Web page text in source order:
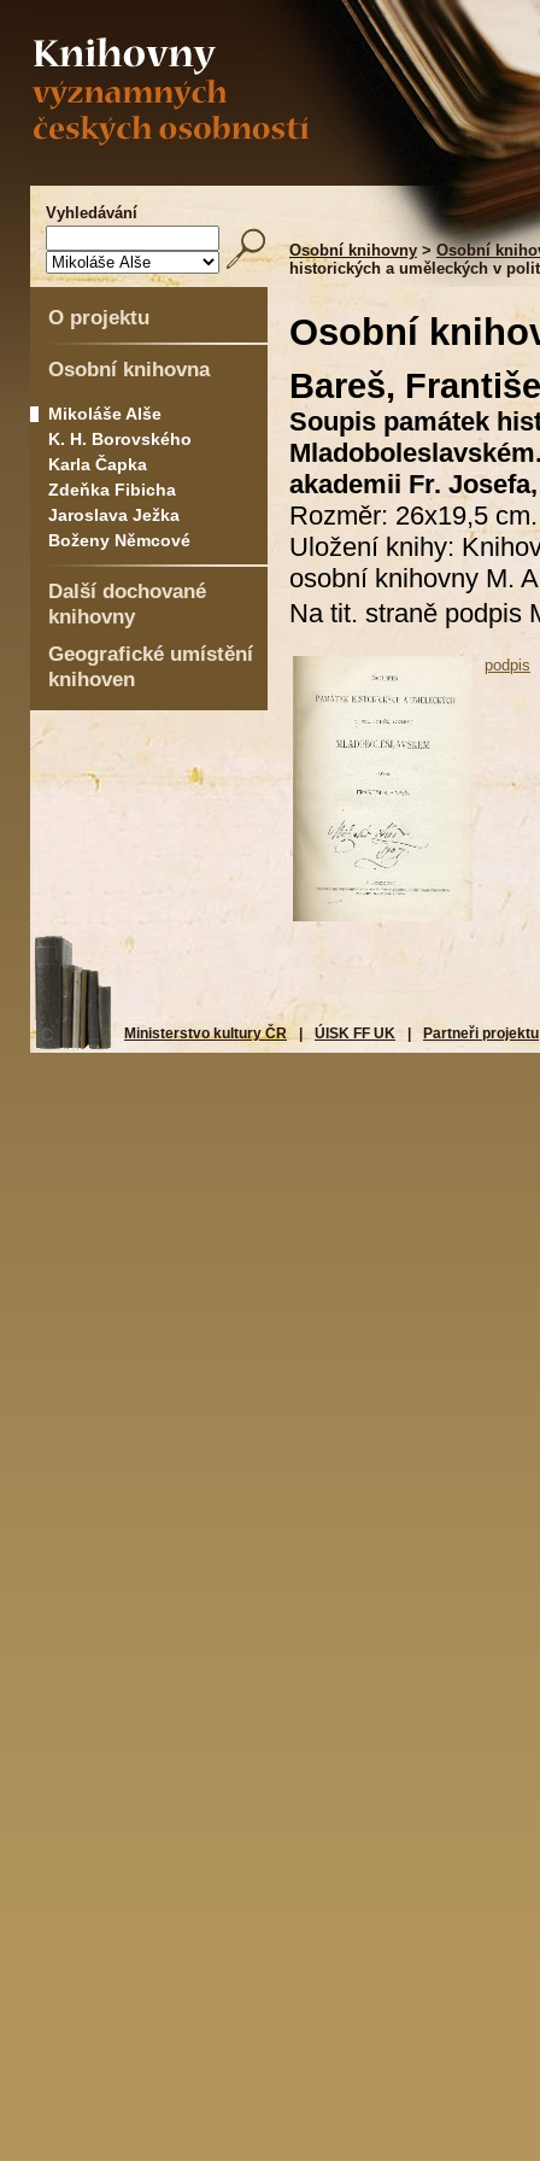
Vyhledávání
Osobní knihovny > Osobní
historických a uměleckých v
O projektu
Osobní knihovna
Mikoláše Alše
K. H. Borovského
Karla Čapka
Zdeňka Fibicha
Jaroslava Ježka
Boženy Němcové
Další dochované
knihovny
Geografické umístění
knihoven
Osobní
Bareš,
Soupis památek
akademii Fr.
Rozměr: 26x19,5 cm.
Uložení knihy:
osobní knihovny M.
Na tit. straně podpis
podpis
Ministerstvo kultury ČR ÚISK FF UK Partneři projektu